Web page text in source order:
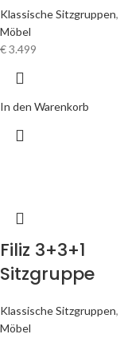
Klassische Sitzgruppen,
Möbel
€3.499
In den Warenkorb
Filiz 3+3+1
Sitzgruppe
Klassische Sitzgruppen,
Möbel